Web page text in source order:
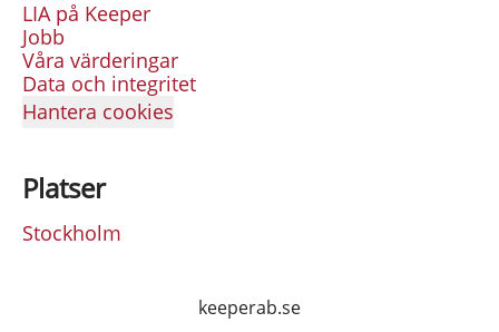
LIA på Keeper
Jobb
Våra värderingar
Data och integritet
Hantera cookies
Platser
Stockholm
keeperab.se